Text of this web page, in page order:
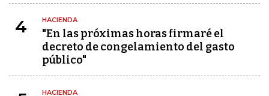
4 HACIENDA
"En las próximas horas firmaré el
decreto de congelamiento del gasto
público"
HACIENDA